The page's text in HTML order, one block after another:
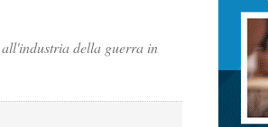
della guerra in